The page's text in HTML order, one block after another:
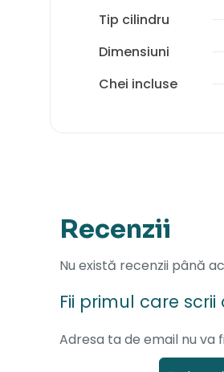
Tip cilindru
Dimensiuni
Chei incluse
Recenzii
Nu există recenzii până
Fii primul care scrii
Adresa ta de email nu va